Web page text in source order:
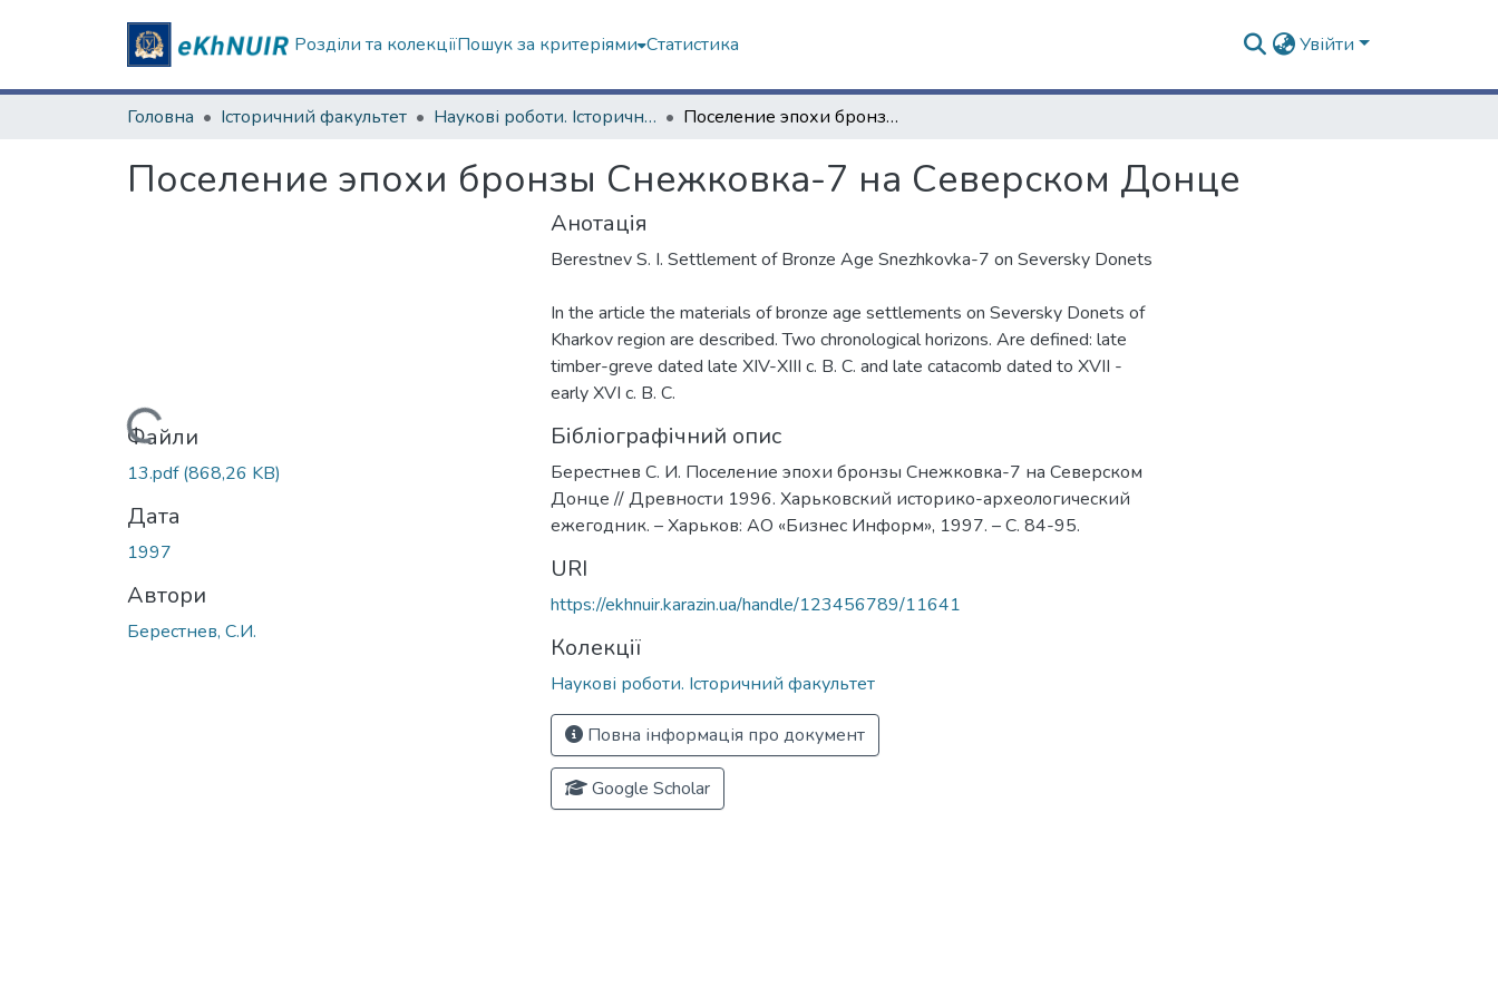
Розділи та колекціїПошук за критеріями Статистика Увійти
Головна Історичний факультет Наукові роботи. Історичний факультет Поселение эпохи бронзы Снежковка-7 на Северском Донце
Поселение эпохи бронзы Снежковка-7 на Северском Донце
Вантажиться...
Файли
13.pdf(868,26 KB)
Дата
1997
Автори
Берестнев, С.И.
Анотація
Berestnev S. I. Settlement of Bronze Age Snezhkovka-7 on Seversky Donets
In the article the materials of bronze age settlements on Seversky Donets of
Kharkov region are described. Two chronological horizons. Are defined: late
timber-greve dated late XIV-XIII c. B. C. and late catacomb dated to XVII -
early XVI c. B. C.
Бібліографічний опис
Берестнев С. И. Поселение эпохи бронзы Снежковка-7 на Северском
Донце // Древности 1996. Харьковский историко-археологический
ежегодник. – Харьков: АО «Бизнес Информ», 1997. – C. 84-95.
URI
https://ekhnuir.karazin.ua/handle/123456789/11641
Колекції
Наукові роботи. Історичний факультет
Повна інформація про документ
Google Scholar